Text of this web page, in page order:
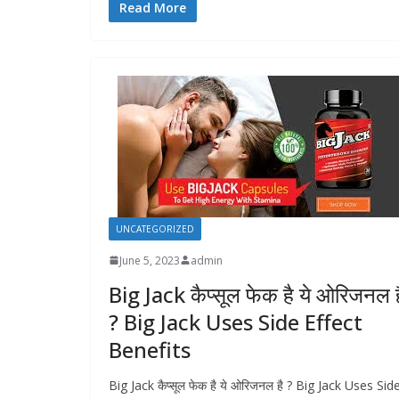
Read More
UNCATEGORIZED
June 5, 2023 admin
Big Jack कैप्सूल फेक है ये ओरिजनल
? Big Jack Uses Side Effect
Benefits
Big Jack कैप्सूल फेक है ये ओरिजनल है ? Big Jack Uses